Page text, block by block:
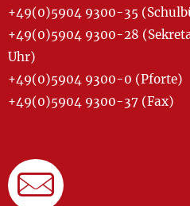
+49(0)5904 9300-35
+49(0)5904 9300-28
Uhr)
+49(0)5904 9300-0 (Pforte)
+49(0)5904 9300-37 (Fax)